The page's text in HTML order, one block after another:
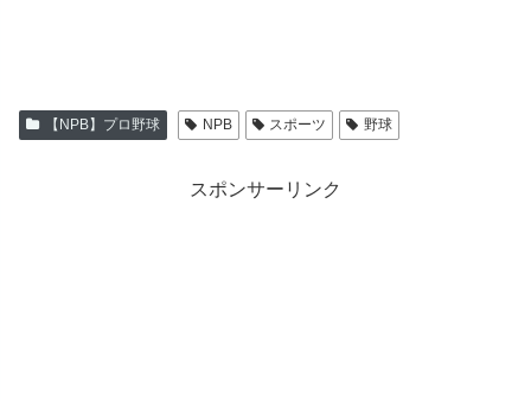
【NPB】プロ野球 NPB スポーツ 野球
スポンサーリンク